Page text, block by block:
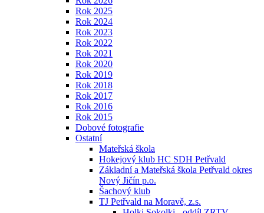
Rok 2025
Rok 2024
Rok 2023
Rok 2022
Rok 2021
Rok 2020
Rok 2019
Rok 2018
Rok 2017
Rok 2016
Rok 2015
Dobové fotografie
Ostatní
Mateřská škola
Hokejový klub HC SDH Petřvald
Základní a Mateřská škola Petřvald okres
Nový Jičín p.o.
Šachový klub
TJ Petřvald na Moravě, z.s.